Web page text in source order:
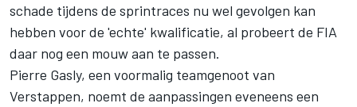
schade tijdens de sprintraces nu wel gevolgen kan
hebben voor de 'echte' kwalificatie, al probeert de FIA
daar nog een mouw aan te passen.
Pierre Gasly, een voormalig teamgenoot van
Verstappen, noemt de aanpassingen eveneens een